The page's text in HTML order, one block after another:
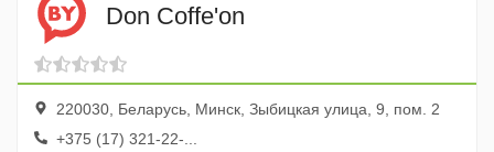
Don Coffe'on
220030, Беларусь, Минск, Зыбицкая улица, 9, пом. 2
+375 (17) 321-22-...